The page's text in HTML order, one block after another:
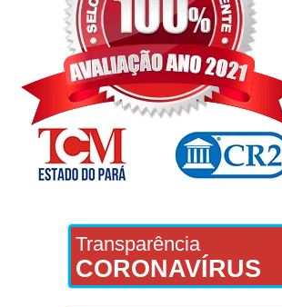
Transparência
CORONAVÍRUS